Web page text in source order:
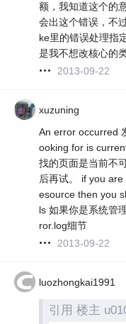
额，我知道这个的
会出这个错误，不
ke里的错误处理指
是我不想改核心的
2013-09-22
xuzuning
An error occurred
ooking for is
找的页面是当前不
后再试。 if you
esource then you
ls 如果你是系统管
ror.log细节
2013-09-22
luozhongkai1991
引用 楼主